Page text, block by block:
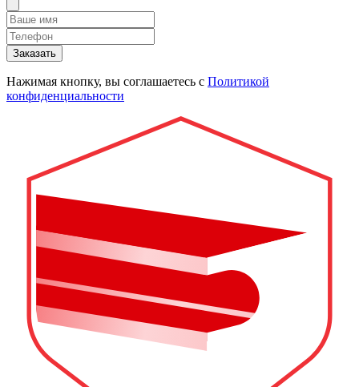
Заказать
Нажимая кнопку, вы соглашаетесь с Политикой
конфиденциальности